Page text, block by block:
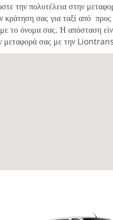
πολυτέλεια στην
σας για ταξί από προς
το όνομα σας. Η απόσταση
μεταφορά σας με την